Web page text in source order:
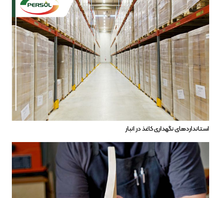
استانداردهای نگهداری کاغذ در انبار